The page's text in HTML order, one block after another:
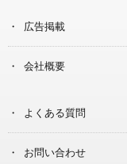
広告掲載
会社概要
よくある質問
お問い合わせ